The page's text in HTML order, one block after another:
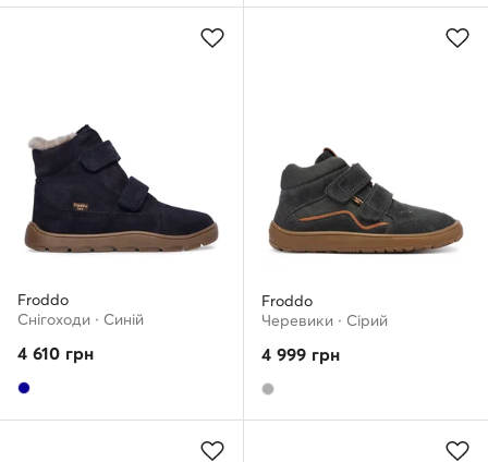
Froddo
Снігоходи · Cиній
4 610 грн
Froddo
Черевики · Сірий
4 999 грн